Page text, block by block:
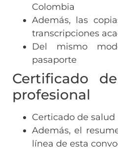
Colombia
Además, las
transcripciones
Del mismo
pasaporte
Certificado
profesional
Certicado de salud
Además, el
línea de esta